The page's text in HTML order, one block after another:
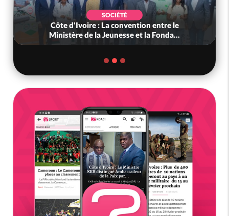
SOCIÉTÉ
Côte d'Ivoire : La convention entre le
Ministère de la Jeunesse et la Fonda...